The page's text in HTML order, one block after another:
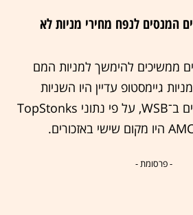
המנסים לנפח מחירי מניות לא
ממשיכים להימשך למניות המם
גיימסטופ עדיין היו השניות
מבחינת מספר האזכורים ב־WSB, על פי נתוני TopStonks
- פרסומת -